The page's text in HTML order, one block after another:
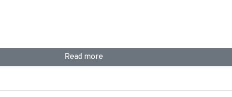
Read more